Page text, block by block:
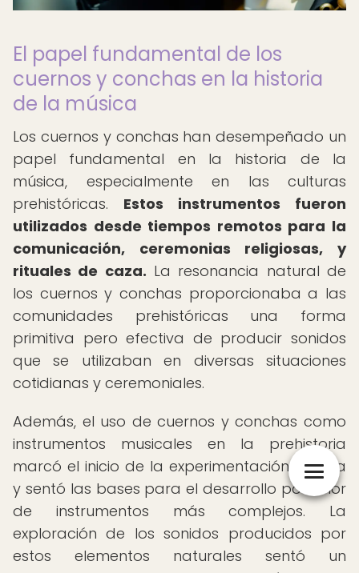
El papel fundamental de los
cuernos y conchas en la historia
de la música
Los cuernos y conchas han desempeñado un
papel fundamental en la historia de la
música, especialmente en las culturas
prehistóricas. Estos instrumentos fueron
utilizados desde tiempos remotos para la
comunicación, ceremonias religiosas, y
rituales de caza. La resonancia natural de
los cuernos y conchas proporcionaba a las
comunidades prehistóricas una forma
primitiva pero efectiva de producir sonidos
que se utilizaban en diversas situaciones
cotidianas y ceremoniales.
Además, el uso de cuernos y conchas como
instrumentos musicales en la prehistoria
marcó el inicio de la experimentación sonora
y sentó las bases para el desarrollo posterior
de instrumentos más complejos. La
exploración de los sonidos producidos por
estos elementos naturales sentó un